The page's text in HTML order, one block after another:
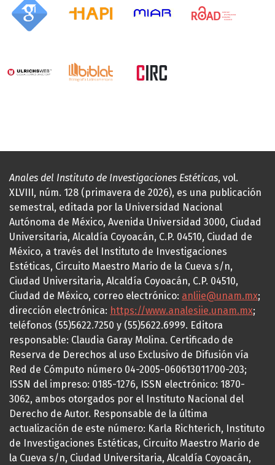
Anales del Instituto de Investigaciones Estéticas, vol.
XLVIII, núm. 128 (primavera de 2026), es una publicación
semestral, editada por la Universidad Nacional
Autónoma de México, Avenida Universidad 3000, Ciudad
Universitaria, Alcaldía Coyoacán, C.P. 04510, Ciudad de
México, a través del Instituto de Investigaciones
Estéticas, Circuito Maestro Mario de la Cueva s/n,
Ciudad Universitaria, Alcaldía Coyoacán, C.P. 04510,
Ciudad de México, correo electrónico: anliie@unam.mx;
dirección electrónica: https://www.analesiie.unam.mx;
teléfonos (55)5622.7250 y (55)5622.6999. Editora
responsable: Claudia Garay Molina. Certificado de
Reserva de Derechos al uso Exclusivo de Difusión vía
Red de Cómputo número 04-2005-060613011700-203;
ISSN del impreso: 0185-1276, ISSN electrónico: 1870-
3062, ambos otorgados por el Instituto Nacional del
Derecho de Autor. Responsable de la última
actualización de este número: Karla Richterich, Instituto
de Investigaciones Estéticas, Circuito Maestro Mario de
la Cueva s/n, Ciudad Universitaria, Alcaldía Coyoacán,